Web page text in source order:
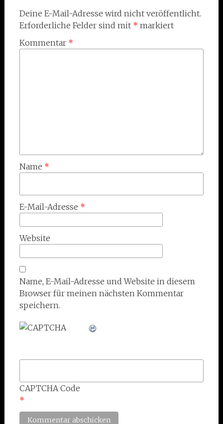
Deine E-Mail-Adresse wird nicht veröffentlicht.
Erforderliche Felder sind mit * markiert
Kommentar *
Name *
E-Mail-Adresse *
Website
Name, E-Mail-Adresse und Website in diesem
Browser für meinen nächsten Kommentar
speichern.
CAPTCHA Code
*